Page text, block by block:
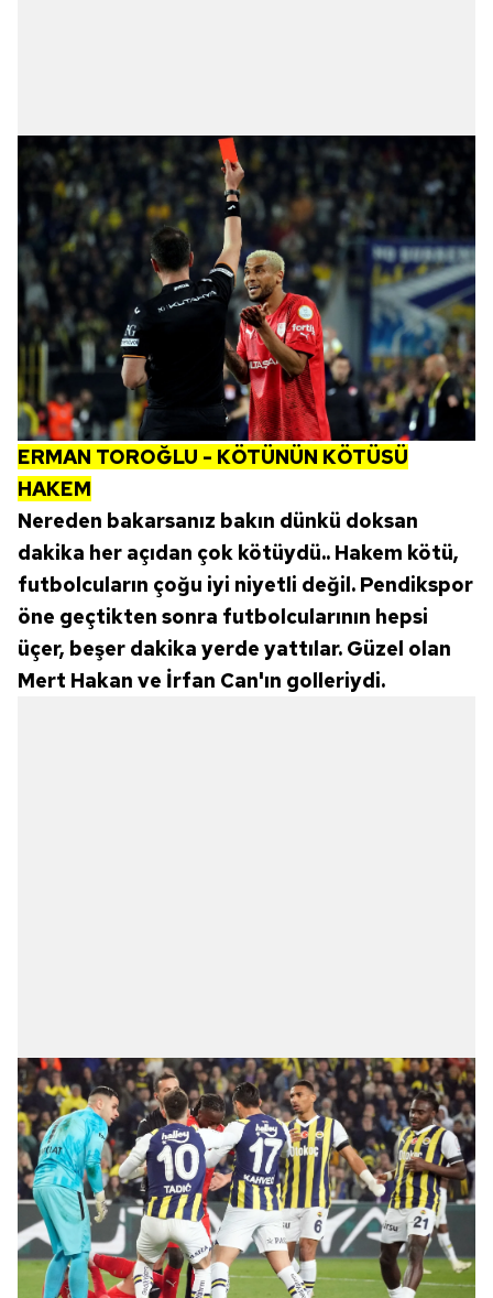
ERMAN TOROĞLU - KÖTÜNÜN KÖTÜSÜ
HAKEM
Nereden bakarsanız bakın dünkü doksan
dakika her açıdan çok kötüydü.. Hakem kötü,
futbolcuların çoğu iyi niyetli değil. Pendikspor
öne geçtikten sonra futbolcularının hepsi
üçer, beşer dakika yerde yattılar. Güzel olan
Mert Hakan ve İrfan Can'ın golleriydi.